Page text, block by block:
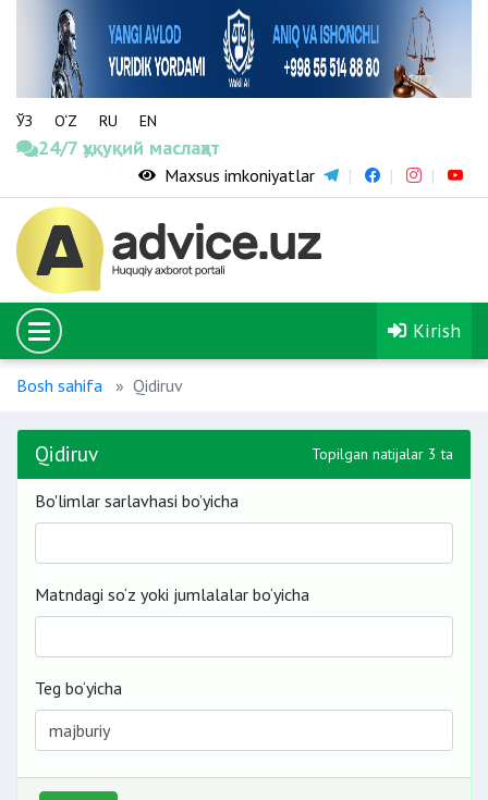
ЎЗ O‘Z RU EN
24/7 ҳуқуқий маслаҳат
Maxsus imkoniyatlar
Kirish
Bosh sahifa Qidiruv
Qidiruv Topilgan natijalar 3 ta
Bo'limlar sarlavhasi bo’yicha
Matndagi so‘z yoki jumlalalar bo‘yicha
Teg bo‘yicha